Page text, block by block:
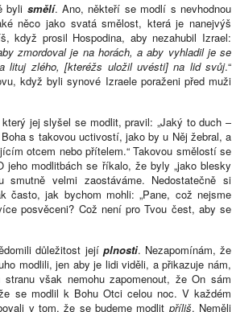
byli smělí. Ano, někteří se modlí s nevhodnou
něco jako svatá smělost, která je nanejvýš
když prosil Hospodina, aby nezahubil Izrael:
zmordoval je na horách, a aby vyhladil je se
lituj zlého, [kteréžs uložil uvésti] na lid svůj.“
když byli synové Izraele poraženi před muži
jej slyšel se modlit, pravil: „Jaký to duch –
s takovou uctivostí, jako by u Něj žebral, a
otcem nebo přítelem.“ Takovou smělostí se
modlitbách se říkalo, že byly „jako blesky
velmi zaostáváme. Nedostatečně si
často, jak bychom mohli: „Pane, což nejsme
posvěceni? Což není pro Tvou čest, aby se
důležitost její plnosti. Nezapomínám, že
modlili, jen aby je lidi viděli, a přikazuje nám,
však nemohu zapomenout, že On sám
se modlil k Bohu Otci celou noc. V každém
v tom, že se budeme modlit příliš. Neměli